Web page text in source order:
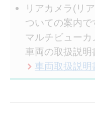
リアカメラ(リ
ついての案内で
マルチビューカ
車両の取扱説明
車両取扱説明